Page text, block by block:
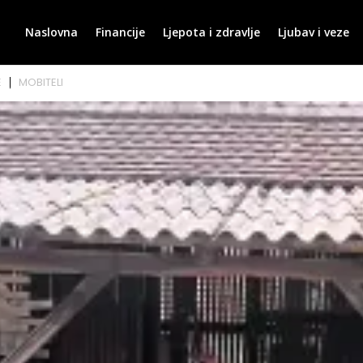
Naslovna Financije Ljepota i zdravlje Ljubav i veze